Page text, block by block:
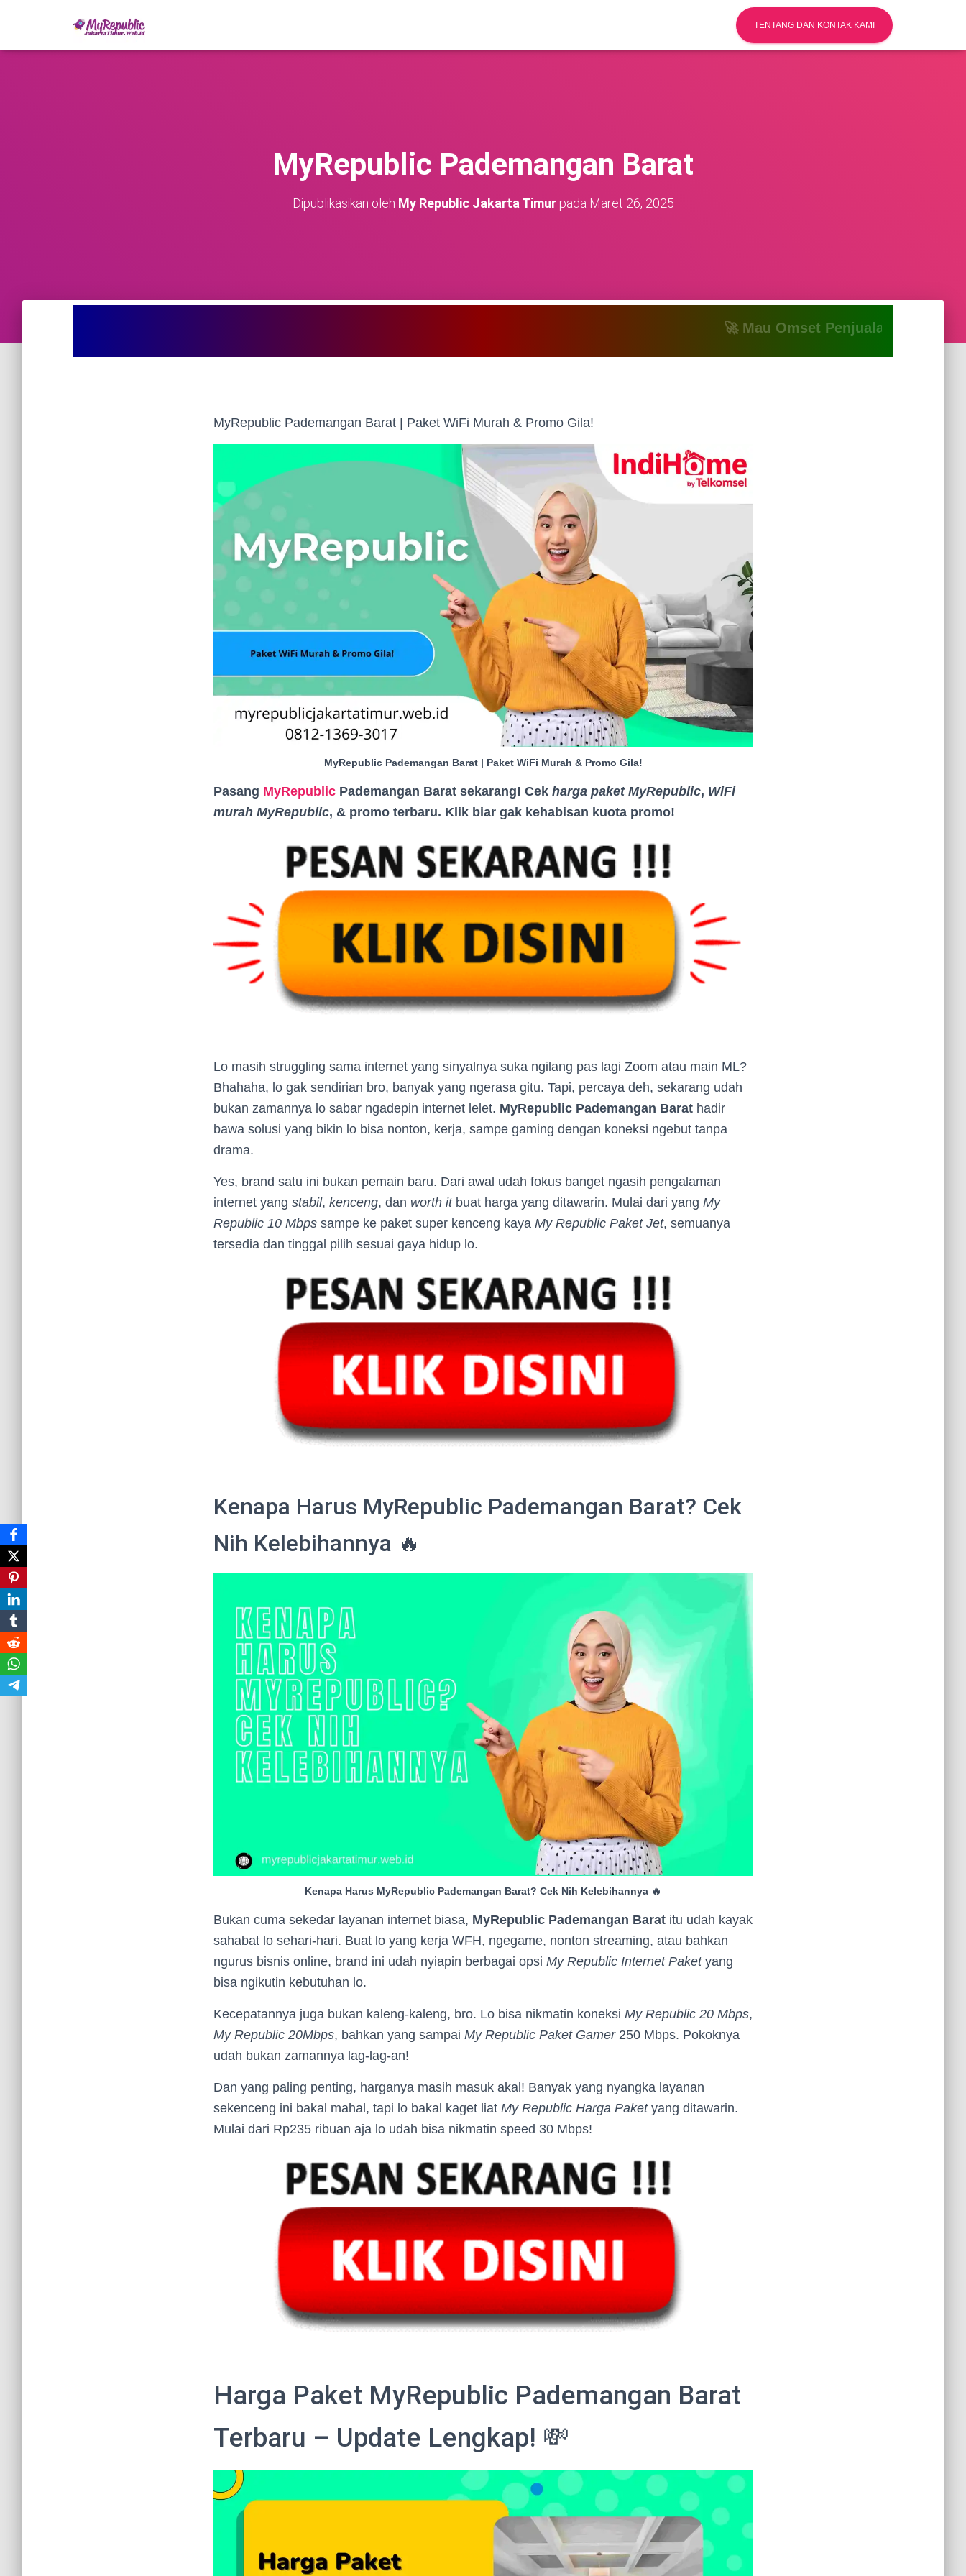
TENTANG DAN KONTAK KAMI
MyRepublic Pademangan Barat
Dipublikasikan oleh My Republic Jakarta Timurpada Maret 26, 2025
🚀 Mau Omset Penjualan Naik? Atau
MyRepublic Pademangan Barat | Paket WiFi Murah & Promo Gila!
MyRepublic Pademangan Barat | Paket WiFi Murah & Promo Gila!
Pasang MyRepublic Pademangan Barat sekarang! Cek harga paket MyRepublic, WiFi
murah MyRepublic, & promo terbaru. Klik biar gak kehabisan kuota promo!
Lo masih struggling sama internet yang sinyalnya suka ngilang pas lagi Zoom atau main ML?
Bhahaha, lo gak sendirian bro, banyak yang ngerasa gitu. Tapi, percaya deh, sekarang udah
bukan zamannya lo sabar ngadepin internet lelet. MyRepublic Pademangan Barat hadir
bawa solusi yang bikin lo bisa nonton, kerja, sampe gaming dengan koneksi ngebut tanpa
drama.
Yes, brand satu ini bukan pemain baru. Dari awal udah fokus banget ngasih pengalaman
internet yang stabil, kenceng, dan worth itbuat harga yang ditawarin. Mulai dari yang My
Republic 10 Mbps sampe ke paket super kenceng kaya My Republic Paket Jet, semuanya
tersedia dan tinggal pilih sesuai gaya hidup lo.
Kenapa Harus MyRepublic Pademangan Barat? Cek
Nih Kelebihannya 🔥
Kenapa Harus MyRepublic Pademangan Barat? Cek Nih Kelebihannya 🔥
Bukan cuma sekedar layanan internet biasa, MyRepublic Pademangan Barat itu udah kayak
sahabat lo sehari-hari. Buat lo yang kerja WFH, ngegame, nonton streaming, atau bahkan
ngurus bisnis online, brand ini udah nyiapin berbagai opsi My Republic Internet Paketyang
bisa ngikutin kebutuhan lo.
Kecepatannya juga bukan kaleng-kaleng, bro. Lo bisa nikmatin koneksi My Republic 20 Mbps,
My Republic 20Mbps, bahkan yang sampai My Republic Paket Gamer250 Mbps. Pokoknya
udah bukan zamannya lag-lag-an!
Dan yang paling penting, harganya masih masuk akal! Banyak yang nyangka layanan
sekenceng ini bakal mahal, tapi lo bakal kaget liat My Republic Harga Paketyang ditawarin.
Mulai dari Rp235 ribuan aja lo udah bisa nikmatin speed 30 Mbps!
Harga Paket MyRepublic Pademangan Barat
Terbaru – Update Lengkap! 💸